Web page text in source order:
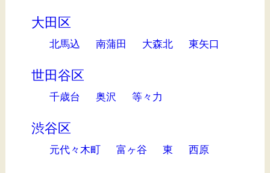
大田区
北馬込 南蒲田 大森北 東矢口
世田谷区
千歳台 奥沢 等々力
渋谷区
元代々木町 富ヶ谷 東 西原